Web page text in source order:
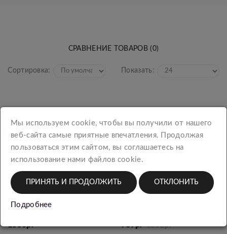
СРАВНЕНИЕ ТОВАРОВ (0)
Сортировка: Показать:
Визитница Diamond 03-
9501 черный
1550р.
Визитница Diamond 11-
767р. 1852р.
Мы используем cookie, чтобы вы получили от нашего
веб-сайта самые приятные впечатления. Продолжая
пользоваться этим сайтом, вы соглашаетесь на
использование нами файлов cookie.
ПРИНЯТЬ И ПРОДОЛЖИТЬ ОТКЛОНИТЬ
Подробнее